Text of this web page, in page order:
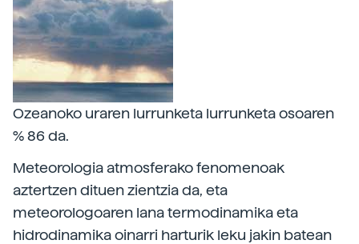
Ozeanoko uraren lurrunketa lurrunketa osoaren
% 86 da.
Meteorologia atmosferako fenomenoak
aztertzen dituen zientzia da, eta
meteorologoaren lana termodinamika eta
hidrodinamika oinarri harturik leku jakin batean